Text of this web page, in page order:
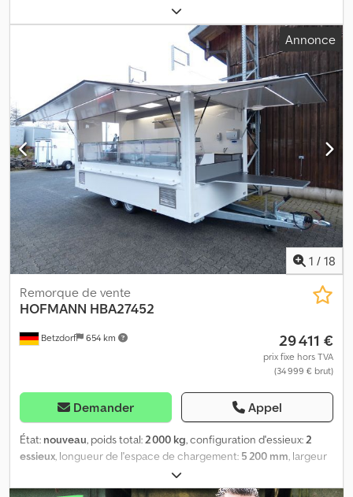
, Machine de marquage : + Hofmann + H5-1 +
Année de construction : 2004 + Poids : 120 kg + Moteur Honda
GX160, 5,5 ch + Provenance : parc municipal Djdpswift Ijfx Afrswa
Recevez par e-mail tous les nouveaux véhicules mis en ligne :
inscrivez-vous à notre NEWSLETTER ! Sous réserve d’erreurs ou
fautes de frappe, vente préalable réservée.
Annonce
1 / 18
Betzdorf 654 km
Remorque de vente
HOFMANN HBA27452
29 411 €
prix fixe hors TVA
(34 999 € brut)
Demander Appel
État: nouveau, poids total:2 000 kg, configuration d'essieux:2
essieux, longueur de l'espace de chargement: 5 200 mm, largeur
2 200 mm
chargement:2 300 mm, Remorque de vente avec vitrine